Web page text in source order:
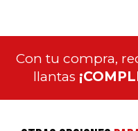
Con tu compra,
llantas